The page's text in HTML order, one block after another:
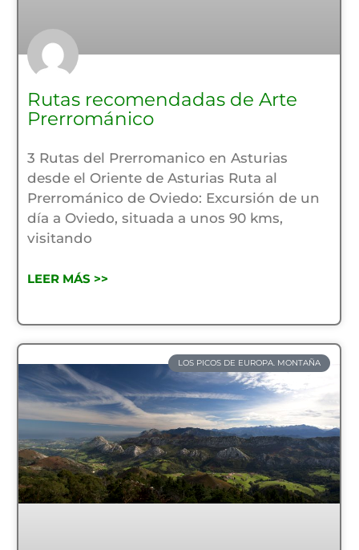
Rutas recomendadas de Arte
Prerrománico
3 Rutas del Prerromanico en Asturias
desde el Oriente de Asturias Ruta al
Prerrománico de Oviedo: Excursión de un
día a Oviedo, situada a unos 90 kms,
visitando
LEER MÁS >>
LOS PICOS DE EUROPA. MONTAÑA